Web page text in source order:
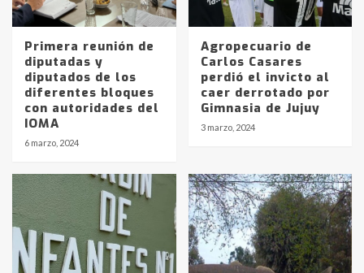
Primera reunión de
diputadas y
diputados de los
diferentes bloques
con autoridades del
IOMA
6 marzo, 2024
Agropecuario de
Carlos Casares
perdió el invicto al
caer derrotado por
Gimnasia de Jujuy
3 marzo, 2024
Identidad de los adolescentes
protagonistas del fatal accidente
4
Accidente en Ruta 5: falleció un
joven de Trenque Lauquen